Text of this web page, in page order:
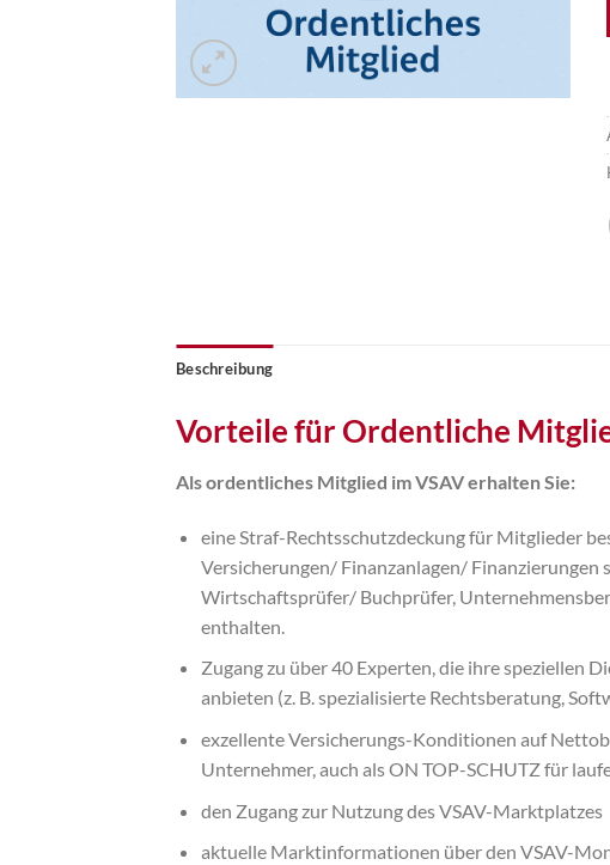
Beschreibung
Vorteile für Ordentliche
Als ordentliches Mitglied im VSAV erhalten Sie:
eine Straf-Rechtsschutzdeckung für Mitglieder
Versicherungen/ Finanzanlagen/ Finanzierungen
Wirtschaftsprüfer/ Buchprüfer,
enthalten.
Zugang zu über 40 Experten, die ihre speziellen
anbieten (z. B. spezialisierte Rechtsberatung,
exzellente Versicherungs-Konditionen auf
Unternehmer, auch als ON TOP-SCHUTZ für
den Zugang zur Nutzung des VSAV-Marktplatzes
aktuelle Marktinformationen über den VSAV-